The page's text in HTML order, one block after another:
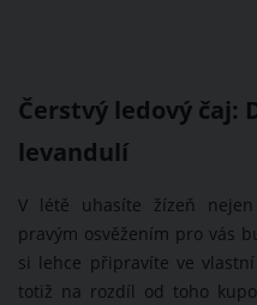
Čerstvý ledový čaj:
levandulí
V létě uhasíte žízeň
pravým osvěžením pro vás
si lehce připravíte ve
totiž na rozdíl od toho